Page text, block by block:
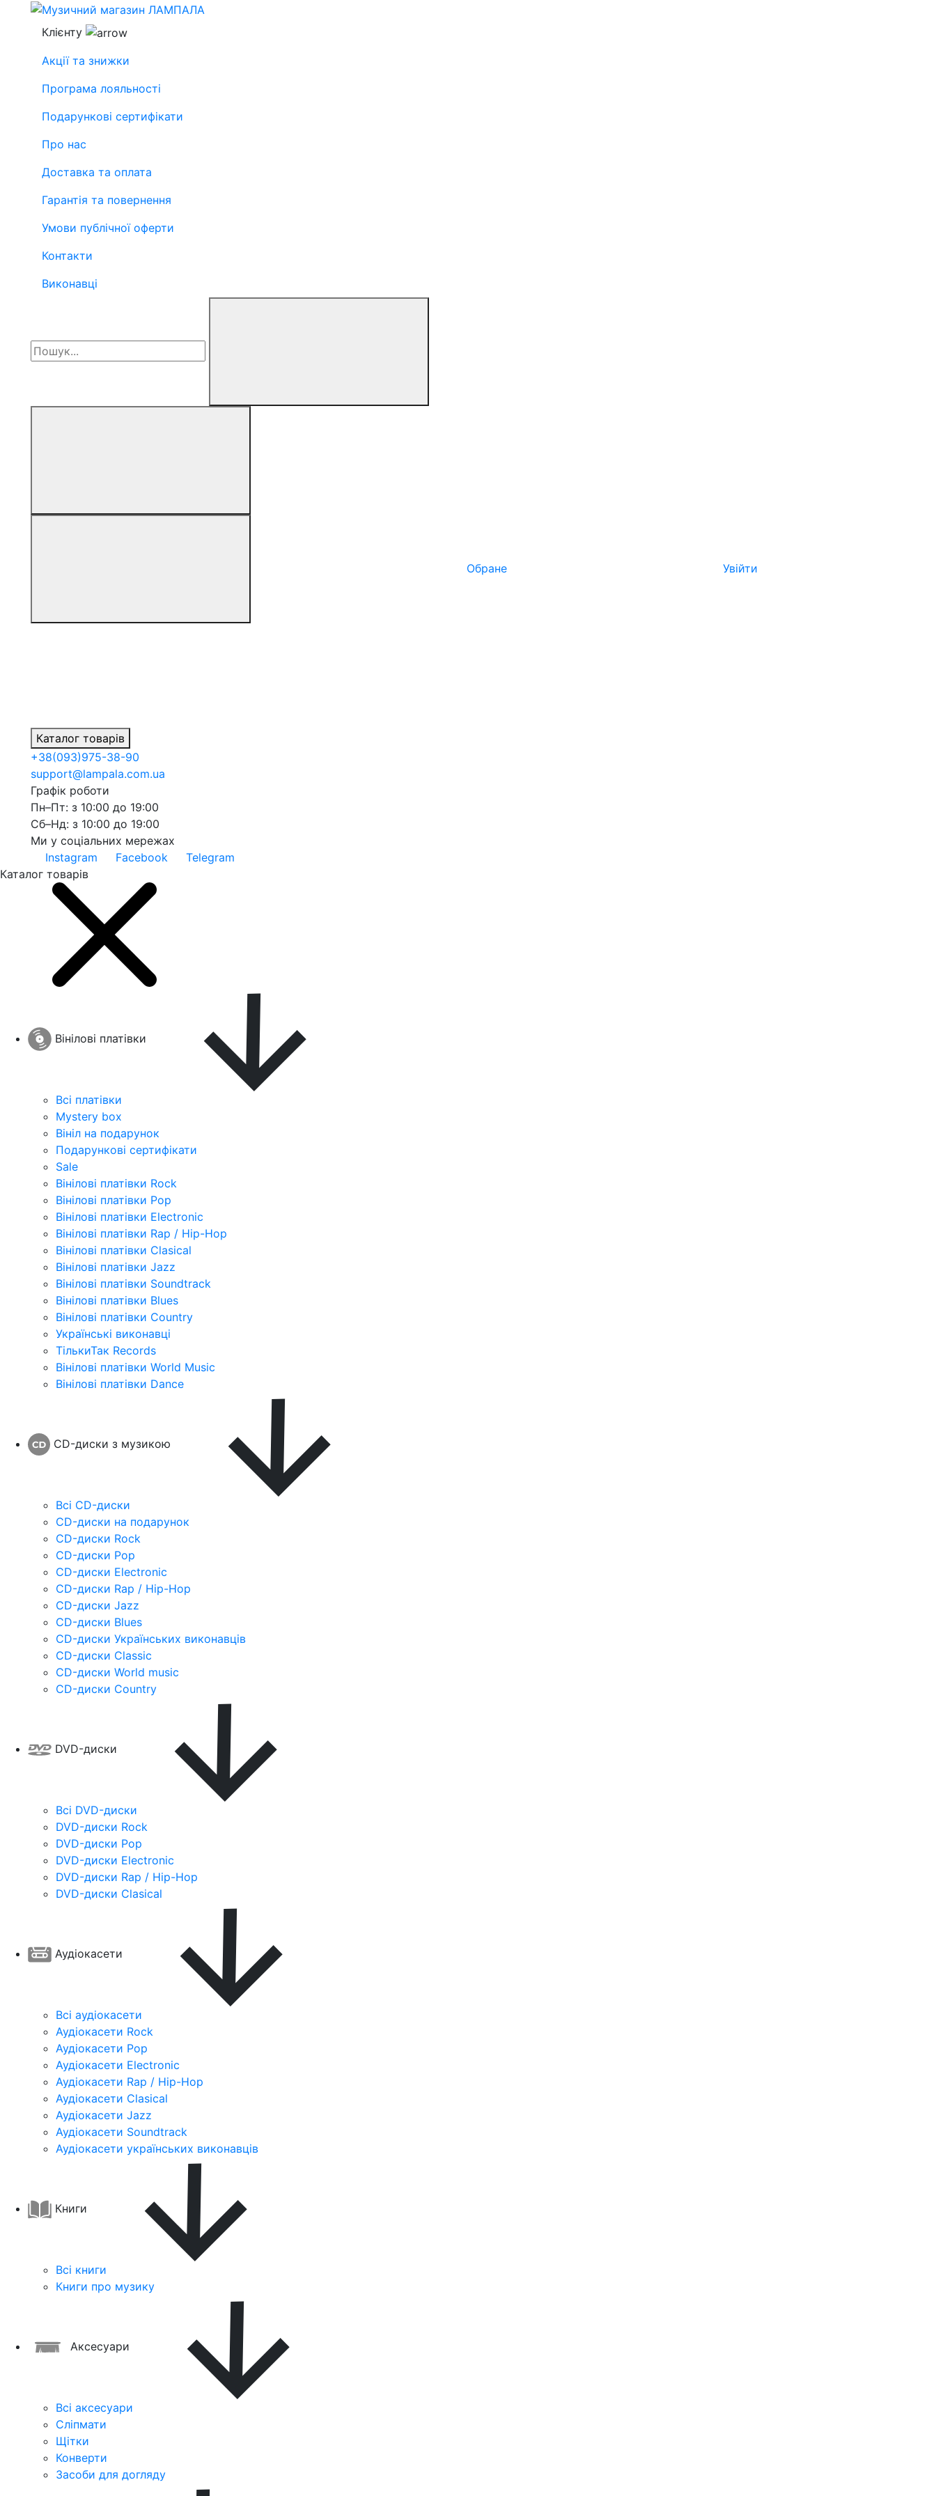
Клієнту
Акції та знижки
Програма лояльності
Подарункові сертифікати
Про нас
Доставка та оплата
Гарантія та повернення
Умови публічної оферти
Контакти
Виконавці
Обране Увійти
Каталог товарів
+38(093)975-38-90
support@lampala.com.ua
Графік роботи
Пн–Пт: з 10:00 до 19:00
Сб–Нд: з 10:00 до 19:00
Ми у соціальних мережах
Instagram
Facebook
Telegram
Каталог товарів
Вінілові платівки
Всі платівки
Mystery box
Вініл на подарунок
Подарункові сертифікати
Sale
Вінілові платівки Rock
Вінілові платівки Pop
Вінілові платівки Electronic
Вінілові платівки Rap / Hip-Hop
Вінілові платівки Clasical
Вінілові платівки Jazz
Вінілові платівки Soundtrack
Вінілові платівки Blues
Вінілові платівки Country
Українські виконавці
ТількиТак Records
Вінілові платівки World Music
Вінілові платівки Dance
CD-диски з музикою
Всі CD-диски
CD-диски на подарунок
CD-диски Rock
CD-диски Pop
CD-диски Electronic
CD-диски Rap / Hip-Hop
CD-диски Jazz
CD-диски Blues
CD-диски Українських виконавців
CD-диски Classic
CD-диски World music
CD-диски Country
DVD-диски
Всі DVD-диски
DVD-диски Rock
DVD-диски Pop
DVD-диски Electronic
DVD-диски Rap / Hip-Hop
DVD-диски Clasical
Аудіокасети
Всі аудіокасети
Аудіокасети Rock
Аудіокасети Pop
Аудіокасети Electronic
Аудіокасети Rap / Hip-Hop
Аудіокасети Clasical
Аудіокасети Jazz
Аудіокасети Soundtrack
Аудіокасети українських виконавців
Книги
Всі книги
Книги про музику
Аксесуари
Всі аксесуари
Сліпмати
Щітки
Конверти
Засоби для догляду